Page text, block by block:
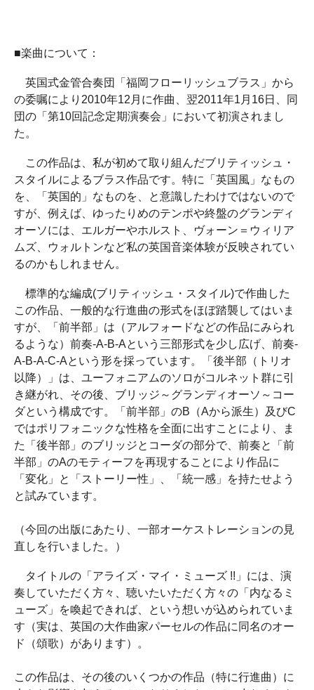
■楽曲について：
英国式金管合奏団「福岡フローリッシュブラス」から
の委嘱により2010年12月に作曲、翌2011年1月16日、同
団の「第10回記念定期演奏会」において初演されまし
た。
この作品は、私が初めて取り組んだブリティッシュ・
スタイルによるブラス作品です。特に「英国風」なもの
を、「英国的」なものを、と意識したわけではないので
すが、例えば、ゆったりめのテンポや終盤のグランディ
オーソには、エルガーやホルスト、ヴォーン＝ウィリア
ムズ、ウォルトンなど私の英国音楽体験が反映されてい
るのかもしれません。
標準的な編成(ブリティッシュ・スタイル)で作曲した
この作品、一般的な行進曲の形式をほぼ踏襲してはいま
すが、「前半部」は（アルフォードなどの作品にみられ
るような）前奏-A-B-Aという三部形式を少し広げ、前奏-
A-B-A-C-Aという形を採っています。「後半部（トリオ
以降）」は、ユーフォニアムのソロがコルネット群に引
き継がれ、その後、ブリッジ～グランディオーソ～コー
ダという構成です。「前半部」のB（Aから派生）及びC
ではポリフォニックな性格を全面に出すことにより、ま
た「後半部」のブリッジとコーダの部分で、前奏と「前
半部」のAのモティーフを再現することにより作品に
「変化」と「ストーリー性」、「統一感」を持たせよう
と試みています。
（今回の出版にあたり、一部オーケストレーションの見
直しを行いました。）
タイトルの「アライズ・マイ・ミューズ !!」には、演
奏していただく方々、聴いたいただく方々の「内なるミ
ューズ」を喚起できれば、という想いが込められていま
す（実は、英国の大作曲家パーセルの作品に同名のオー
ド（頌歌）があります）。
この作品は、その後のいくつかの作品（特に行進曲）に